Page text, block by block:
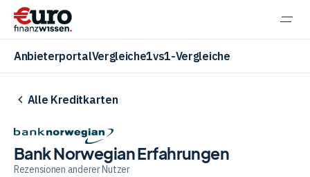
AnbieterportalVergleiche1vs1-Vergleiche
Aktien
Alle Kreditkarten
Bank Norwegian Erfahrungen
Rezensionen anderer Nutzer